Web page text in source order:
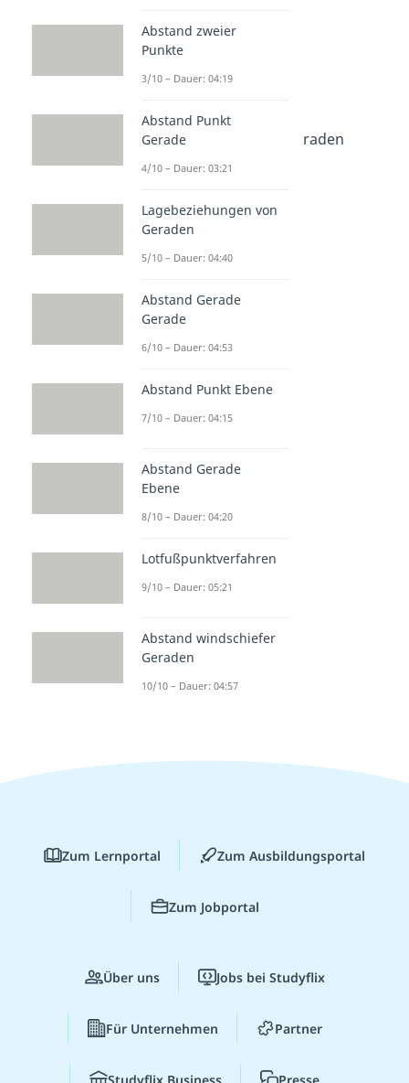
Abstand Punkt Ebene
Dauer: 04:15
Dauer: 04:20
Dauer: 05:21
Abstand windschiefer Geraden
Abstand zweier
Punkte
3/10 – Dauer: 04:19
Abstand Punkt
Gerade
4/10 – Dauer: 03:21
Lagebeziehungen von
Geraden
5/10 – Dauer: 04:40
Abstand Gerade
Gerade
6/10 – Dauer: 04:53
Abstand Punkt Ebene
7/10 – Dauer: 04:15
Abstand Gerade
Ebene
8/10 – Dauer: 04:20
Lotfußpunktverfahren
9/10 – Dauer: 05:21
Abstand windschiefer
Geraden
10/10 – Dauer: 04:57
Zum Lernportal Zum Ausbildungsportal
Zum Jobportal
Über uns Jobs bei Studyflix
Für Unternehmen Partner
Studyflix Business Presse